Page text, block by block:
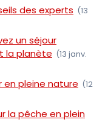
des experts (13
un séjour
la planète (13 janv.
en pleine nature (12
la pêche en plein